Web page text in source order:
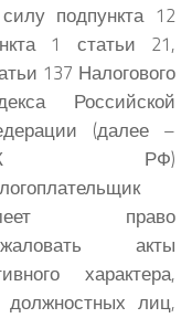
подпункта 12
1 статьи 21,
137 Налогового
Российской
(далее –
РФ)
право
акты
характера,
лиц,